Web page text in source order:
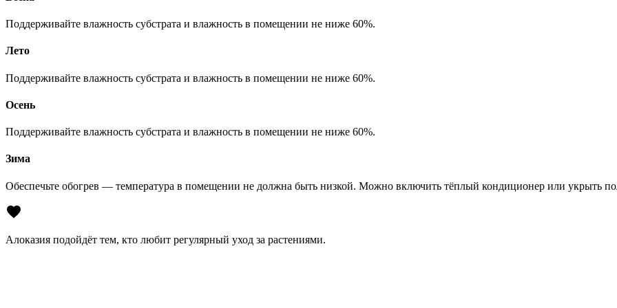
Поддерживайте влажность субстрата и влажность в помещении не ниже 60%.
Лето
Поддерживайте влажность субстрата и влажность в помещении не ниже 60%.
Осень
Поддерживайте влажность субстрата и влажность в помещении не ниже 60%.
Зима
Обеспечьте обогрев — температура в помещении не должна быть низкой. Можно включить тёплый кондиционер или укрыть
Алоказия подойдёт тем, кто любит регулярный уход за растениями.